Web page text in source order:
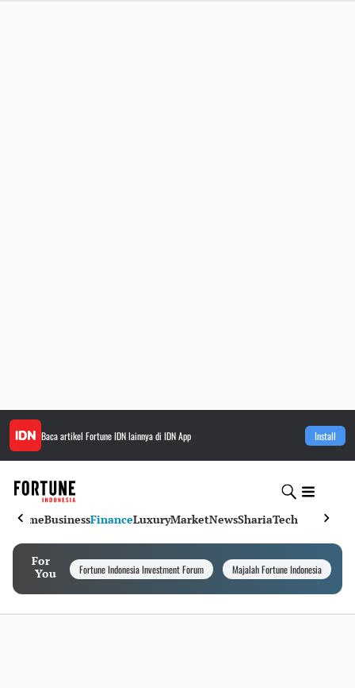
Baca artikel Fortune IDNlainnya di IDN App Install
HomeBusinessFinanceLuxuryMarketNewsShariaTech
For
You
Fortune Indonesia Investment Forum Majalah Fortune Indonesia